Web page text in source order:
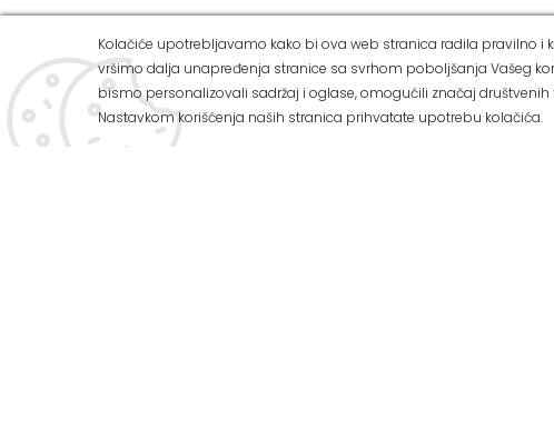
ALVOS
Ul Zemunska
Kolačiće upotrebljavamo kako bi ova web stranica radila pravilno i
vršimo dalja unapređenja stranice sa svrhom poboljšanja Vašeg
bismo personalizovali sadržaj i oglase, omogućili značaj
Nastavkom korišćenja naših stranica prihvatate upotrebu kolačića.